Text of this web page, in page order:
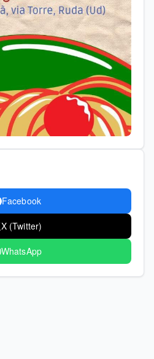
Facebook
X (Twitter)
WhatsApp